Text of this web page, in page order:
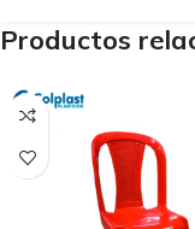
Productos